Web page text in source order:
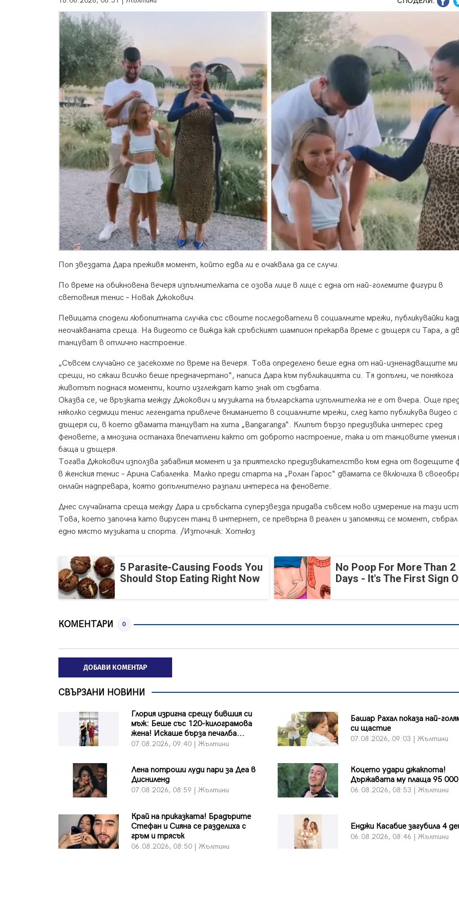
Поп звездата Дара преживя момент, който едва ли е очаквала да се случи.
По време на обикновена вечеря изпълнителката се озова лице в лице с една от най-големите фигури в
световния тенис – Новак Джокович.
Певицата сподели любопитната случка със своите последователи в социалните мрежи, публикувайки
неочакваната среща. На видеото се вижда как сръбският шампион прекарва време с дъщеря си Тара, а
танцуват в отлично настроение.
„Съвсем случайно се засекохме по време на вечеря. Това определено беше една от най-изненадващите ми
срещи, но сякаш всичко беше предначертано“, написа Дара към публикацията си. Тя допълни, че понякога
животът поднася моменти, които изглеждат като знак от съдбата.
Оказва се, че връзката между Джокович и музиката на българската изпълнителка не е от вчера. Още
няколко седмици тенис легендата привлече вниманието в социалните мрежи, след като публикува видео с
дъщеря си, в което двамата танцуват на хита „Bangaranga“. Клипът бързо предизвика интерес сред
феновете, а мнозина останаха впечатлени както от доброто настроение, така и от танцовите умения
баща и дъщеря.
Тогава Джокович използва забавния момент и за приятелско предизвикателство към една от водещите
в женския тенис – Арина Сабаленка. Малко преди старта на „Ролан Гарос“ двамата се включиха в
онлайн надпревара, която допълнително разпали интереса на феновете.
Днес случайната среща между Дара и сръбската суперзвезда придава съвсем ново измерение на тази
Това, което започна като вирусен танц в интернет, се превърна в реален и запомнящ се момент, събрал
едно място музиката и спорта. /Източник: Хотнюз
5 Parasite-Causing Foods You
Should Stop Eating Right Now
No Poop For More Than 2
Days - It's The First Sign
КОМЕНТАРИ 0
ДОБАВИ КОМЕНТАР
СВЪРЗАНИ НОВИНИ
Глория изригна срещу бившия си
мъж: Беше със 120-килограмова
жена! Искаше бърза печалба...
07.08.2026, 09:40 | Жълтини
Башар Рахал показа най-
си щастие
07.08.2026, 09:03 | Жълтини
Лена потроши луди пари за Деа в
Дисниленд
07.08.2026, 08:59 | Жълтини
Коцето удари джакпота!
Държавата му плаща 95
06.08.2026, 08:53 | Жълтини
Край на приказката! Брадърите
Стефан и Сияна се разделиха с
гръм и трясък
06.08.2026, 08:50 | Жълтини
Енджи Касабие загубила 4
06.08.2026, 08:46 | Жълтини